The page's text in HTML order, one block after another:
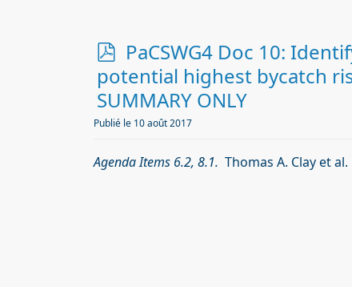
p
d
f
PaCSWG4 Doc 10:
potential highest bycatch
SUMMARY ONLY
Publié le 10 août 2017
Agenda Items 6.2, 8.1. Thomas A. Clay et al.